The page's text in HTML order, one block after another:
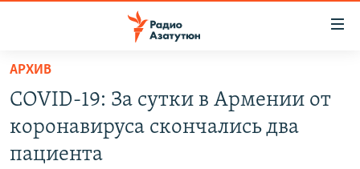
Перейти
основному
содержанию
Перейти
ПОЛИТИКА
АРХИВ
COVID-19: За сутки в Армении от
коронавируса скончались два
пациента